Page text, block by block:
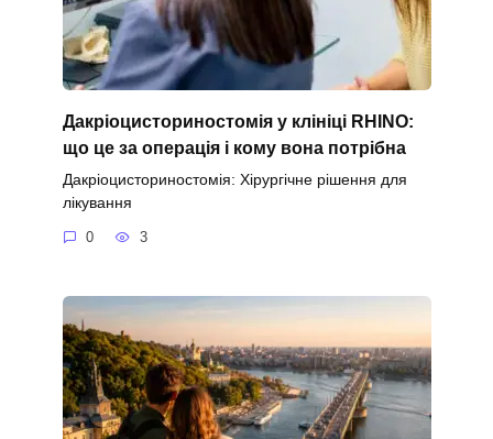
Дакріоцисториностомія у клініці RHINO:
що це за операція і кому вона потрібна
Дакріоцисториностомія: Хірургічне рішення для
лікування
0 3